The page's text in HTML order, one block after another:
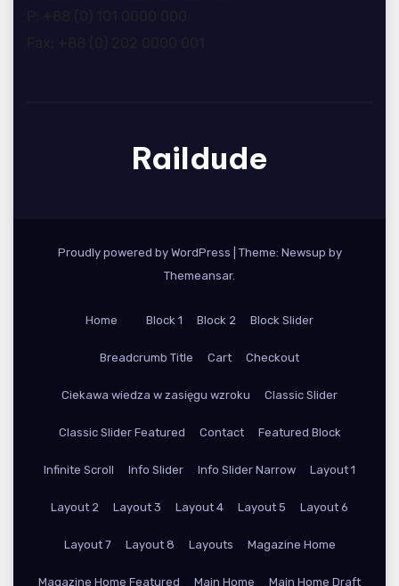
Raildude
Proudly powered by WordPress
Theme: Newsup by
Themeansar.
Home Block 1 Block 2 Block Slider
Breadcrumb Title Cart Checkout
Ciekawa wiedza w zasięgu wzroku Classic Slider
Classic Slider Featured Contact Featured Block
Infinite Scroll Info Slider Info Slider Narrow Layout 1
Layout 2 Layout 3 Layout 4 Layout 5 Layout 6
Layout 7 Layout 8 Layouts Magazine Home
Magazine Home Featured Main Home Main Home Draft